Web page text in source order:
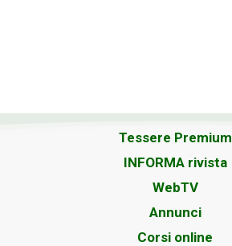
Tessere Premium
INFORMA rivista
WebTV
Annunci
Corsi online